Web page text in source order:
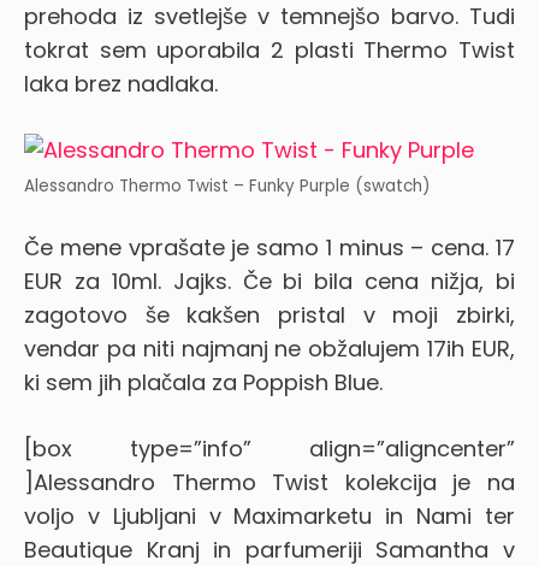
prehoda iz svetlejše v temnejšo barvo. Tudi
tokrat sem uporabila 2 plasti Thermo Twist
laka brez nadlaka.
Alessandro Thermo Twist – Funky Purple (swatch)
Če mene vprašate je samo 1 minus – cena. 17
EUR za 10ml. Jajks. Če bi bila cena nižja, bi
zagotovo še kakšen pristal v moji zbirki,
vendar pa niti najmanj ne obžalujem 17ih EUR,
ki sem jih plačala za Poppish Blue.
[box type=”info” align=”aligncenter”
]Alessandro Thermo Twist kolekcija je na
voljo v Ljubljani v Maximarketu in Nami ter
Beautique Kranj in parfumeriji Samantha v